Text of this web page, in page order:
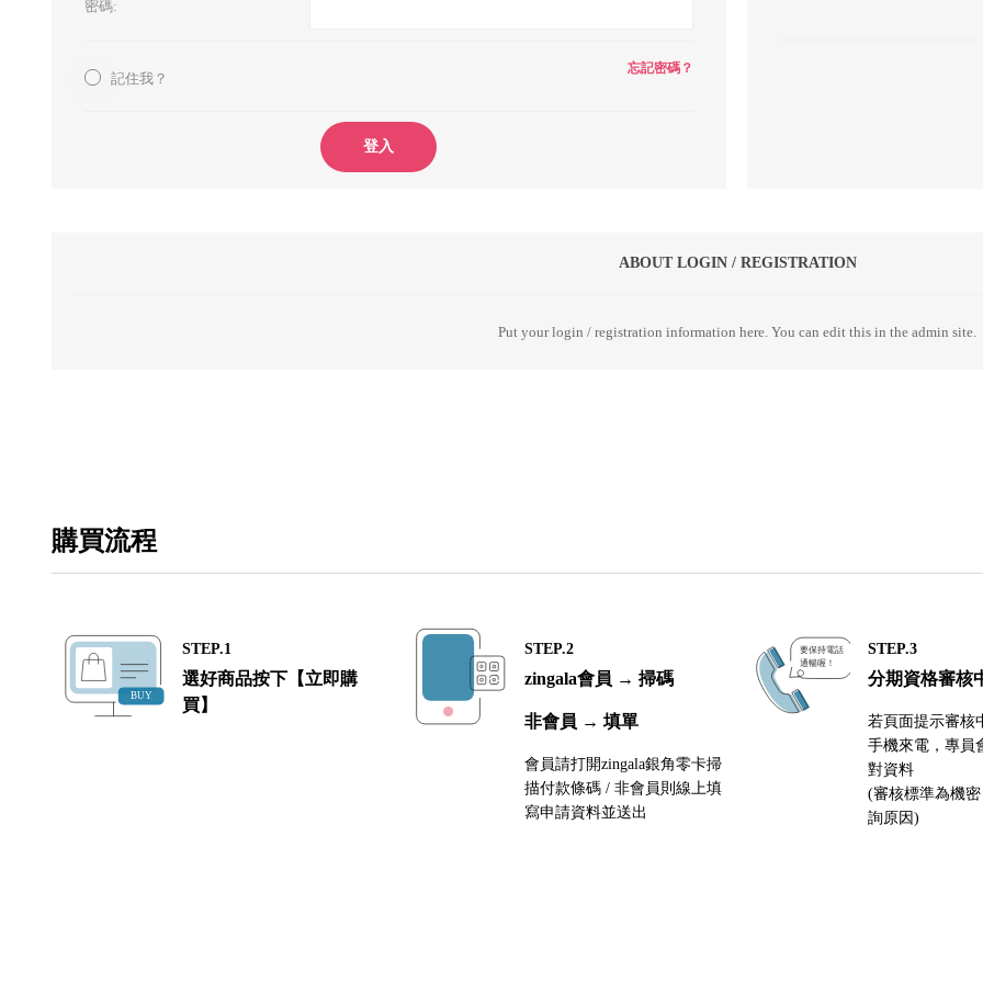
密碼:
記住我？
忘記密碼？
登入
ABOUT LOGIN / REGISTRATION
Put your login / registration information here. You can edit this in the admin site.
購買流程
STEP.1
選好商品按下【立即購
買】
STEP.2
zingala會員 → 掃碼
非會員 → 填單
會員請打開zingala銀角零卡掃
描付款條碼 / 非會員則線上填
寫申請資料並送出
STEP.3
分期資格審核
若頁面提示審核
手機來電，專員
對資料
(審核標準為機
詢原因)